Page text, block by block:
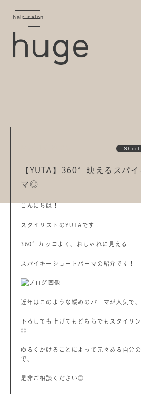
hair salon
Short
【YUTA】360°映えるスパ
マ◎
こんにちは！
スタイリストのYUTAです！
360°カッコよく、おしゃれに見える
スパイキーショートパーマの紹介です！
近年はこのような緩めのパーマが人気で、
下ろしても上げてもどちらでもスタイリ
◎
ゆるくかけることによって元々ある自分
で、
是非ご相談ください◎